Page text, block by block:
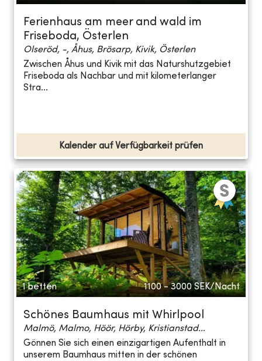
Ferienhaus am meer and wald im
Friseboda, Österlen
Olseröd, -, Åhus, Brösarp, Kivik, Österlen
Zwischen Åhus und Kivik mit das Naturshutzgebiet
Friseboda als Nachbar und mit kilometerlanger
Stra...
Kalender auf Verfügbarkeit prüfen
1 betten 1100 - 3000 SEK/Nacht
Schönes Baumhaus mit Whirlpool
Malmö, Malmo, Höör, Hörby, Kristianstad...
Gönnen Sie sich einen einzigartigen Aufenthalt in
unserem Baumhaus mitten in der schönen